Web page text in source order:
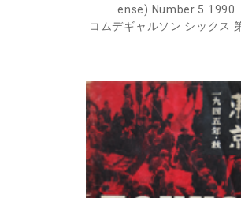
ense) Number 5 1990
コムデギャルソン シックス